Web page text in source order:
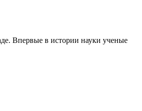
Впервые в истории науки ученые